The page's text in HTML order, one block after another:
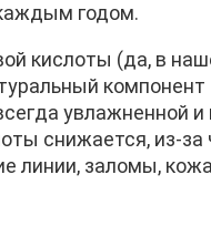
годом.
кислоты (да, в
компонент
увлажненной
снижается, из-за
линии, заломы,